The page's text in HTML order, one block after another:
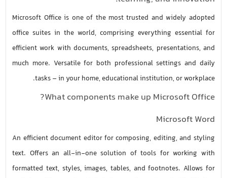
Microsoft Office is one of the most trusted and widely adopted
office suites in the world, comprising everything essential for
efficient work with documents, spreadsheets, presentations, and
much more. Versatile for both professional settings and daily
tasks – in your home, educational institution, or workplace.
What components make up Microsoft Office?
Microsoft Word
An efficient document editor for composing, editing, and styling
text. Offers an all-in-one solution of tools for working with
formatted text, styles, images, tables, and footnotes. Allows for